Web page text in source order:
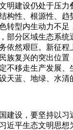
明建设仍处于压力
构性、根源性、趋
转型内生动力不足
部分区域生态系统
依然艰巨。新征程
族复兴的突出位置
不移走生产发展、
天蓝、地绿、水清
设，要坚持以习
近平生态文明思想